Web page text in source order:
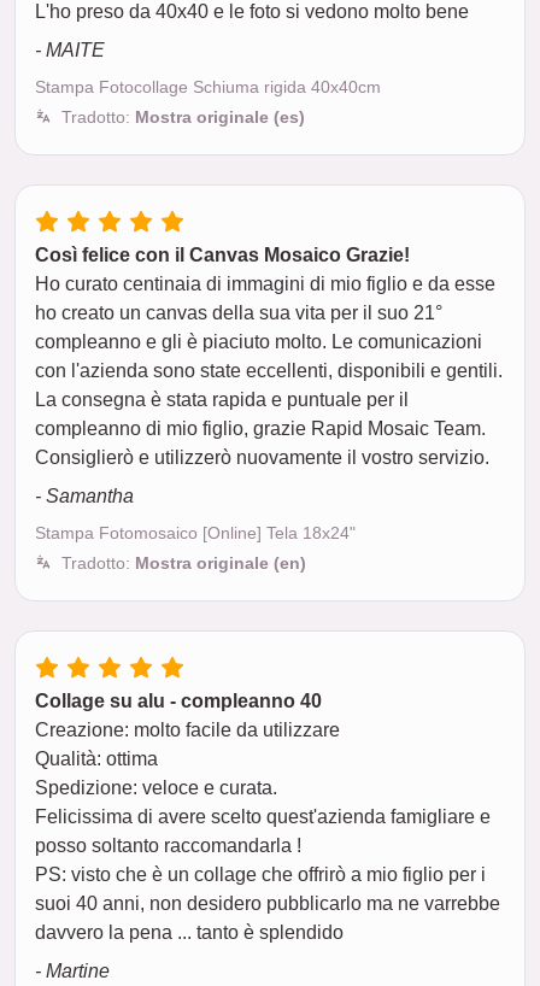
L'ho preso da 40x40 e le foto si vedono molto bene
- MAITE
Stampa Fotocollage Schiuma rigida 40x40cm
Tradotto: Mostra originale (es)
Così felice con il Canvas Mosaico Grazie!
Ho curato centinaia di immagini di mio figlio e da esse
ho creato un canvas della sua vita per il suo 21°
compleanno e gli è piaciuto molto. Le comunicazioni
con l'azienda sono state eccellenti, disponibili e gentili.
La consegna è stata rapida e puntuale per il
compleanno di mio figlio, grazie Rapid Mosaic Team.
Consiglierò e utilizzerò nuovamente il vostro servizio.
- Samantha
Stampa Fotomosaico [Online] Tela 18x24"
Tradotto: Mostra originale (en)
Collage su alu - compleanno 40
Creazione: molto facile da utilizzare
Qualità: ottima
Spedizione: veloce e curata.
Felicissima di avere scelto quest'azienda famigliare e
posso soltanto raccomandarla !
PS: visto che è un collage che offrirò a mio figlio per i
suoi 40 anni, non desidero pubblicarlo ma ne varrebbe
davvero la pena ... tanto è splendido
- Martine